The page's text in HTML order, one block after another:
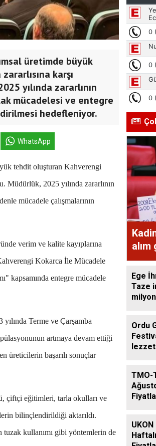
üretimde büyük
karşı
yılında zararlının
mücadelesi ve entegre
hedefleniyor.
WhatsApp
tehdit oluşturan Kahverengi
Müdürlük, 2025 yılında zararlının
mücadele çalışmalarının
verim ve kalite kayıplarına
Kokarca İle Mücadele
kapsamında entegre mücadele
Terme ve Çarşamba
artmaya devam ettiği
üreticilerin başarılı sonuçlar
çiftçi eğitimleri, tarla okulları ve
bilinçlendirildiği aktarıldı.
kullanımı gibi yöntemlerin de
alım
Ege
Taze
Ordu
TMO-